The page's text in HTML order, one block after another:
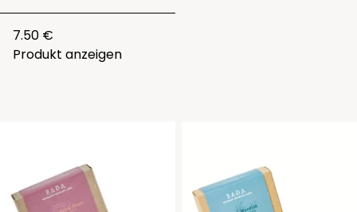
7.50 €
Produkt anzeigen